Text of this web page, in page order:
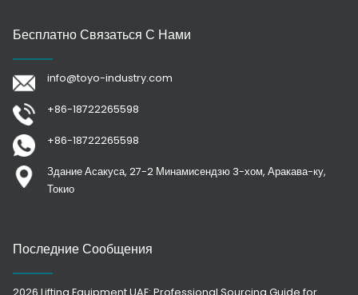
Бесплатно Связаться С Нами
info@toyo-industry.com
+86-18722265598
+86-18722265598
Здание Асакуса, 27-2 Минамисендзю 3-хом, Аракава-ку,
Токио
Последние Сообщения
2026 Lifting Equipment UAE: Professional Sourcing Guide for